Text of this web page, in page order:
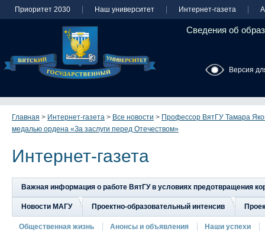
Приоритет 2030 Наш университет Интернет-газета
Сведения об
Версия
Главная > Интернет-газета > Все новости > Профессор ВятГУ Тамара
медалью ордена «За заслуги перед Отечеством»
Интернет-газета
Важная информация о работе ВятГУ в условиях предотвращения
Новости МАГУ Проектно-образовательный интенсив
Общественная жизнь Анонсы и объявления Наши успехи